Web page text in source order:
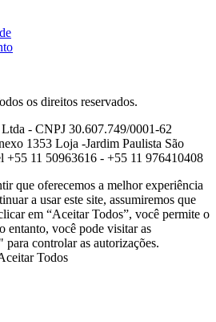
os direitos reservados.
- CNPJ 30.607.749/0001-62
1353 Loja -Jardim Paulista São
+55 11 50963616 - +55 11 976410408
que oferecemos a melhor experiência
a usar este site, assumiremos que
em “Aceitar Todos”, você permite o
entanto, você pode visitar as
controlar as autorizações.
Todos